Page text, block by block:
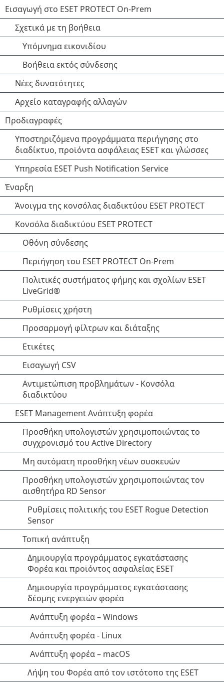
Εισαγωγή στο ESET PROTECT On-Prem
Σχετικά με τη βοήθεια
Υπόμνημα εικονιδίου
Βοήθεια εκτός σύνδεσης
Νέες δυνατότητες
Αρχείο καταγραφής αλλαγών
Προδιαγραφές
Υποστηριζόμενα προγράμματα περιήγησης στο
διαδίκτυο, προϊόντα ασφάλειας ESET και γλώσσες
Υπηρεσία ESET Push Notification Service
Έναρξη
Άνοιγμα της κονσόλας διαδικτύου ESET PROTECT
Κονσόλα διαδικτύου ESET PROTECT
Οθόνη σύνδεσης
Περιήγηση του ESET PROTECT On-Prem
Πολιτικές συστήματος φήμης και σχολίων ESET
LiveGrid®
Ρυθμίσεις χρήστη
Προσαρμογή φίλτρων και διάταξης
Ετικέτες
Εισαγωγή CSV
Αντιμετώπιση προβλημάτων - Κονσόλα
διαδικτύου
ESET Management Ανάπτυξη φορέα
Προσθήκη υπολογιστών χρησιμοποιώντας το
συγχρονισμό του Active Directory
Μη αυτόματη προσθήκη νέων συσκευών
Προσθήκη υπολογιστών χρησιμοποιώντας τον
αισθητήρα RD Sensor
Ρυθμίσεις πολιτικής του ESET Rogue Detection
Sensor
Τοπική ανάπτυξη
Δημιουργία προγράμματος εγκατάστασης
Φορέα και προϊόντος ασφαλείας ESET
Δημιουργία προγράμματος εγκατάστασης
δέσμης ενεργειών φορέα
Ανάπτυξη φορέα – Windows
Ανάπτυξη φορέα - Linux
Ανάπτυξη φορέα – macOS
Λήψη του Φορέα από τον ιστότοπο της ESET